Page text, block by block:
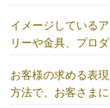
イメージしている
リーや金具、プロ
お客様の求める表
方法で、お客さま